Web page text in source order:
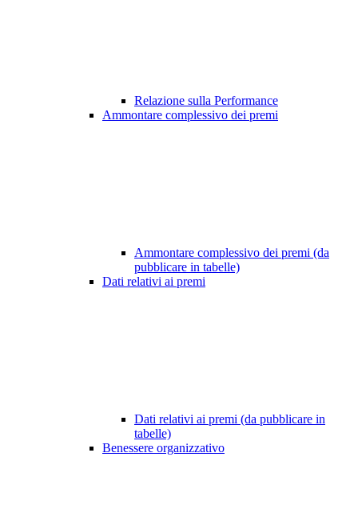
Relazione sulla Performance
Ammontare complessivo dei premi
Ammontare complessivo dei premi (da
pubblicare in tabelle)
Dati relativi ai premi
Dati relativi ai premi (da pubblicare in
tabelle)
Benessere organizzativo